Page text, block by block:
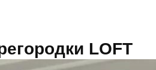
LOFT